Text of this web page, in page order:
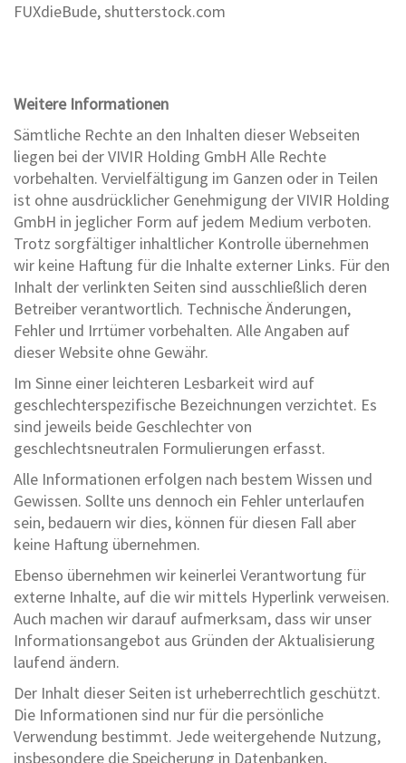
FUXdieBude, shutterstock.com
Weitere Informationen
Sämtliche Rechte an den Inhalten dieser Webseiten
liegen bei der VIVIR Holding GmbH Alle Rechte
vorbehalten. Vervielfältigung im Ganzen oder in Teilen
ist ohne ausdrücklicher Genehmigung der VIVIR Holding
GmbH in jeglicher Form auf jedem Medium verboten.
Trotz sorgfältiger inhaltlicher Kontrolle übernehmen
wir keine Haftung für die Inhalte externer Links. Für den
Inhalt der verlinkten Seiten sind ausschließlich deren
Betreiber verantwortlich. Technische Änderungen,
Fehler und Irrtümer vorbehalten. Alle Angaben auf
dieser Website ohne Gewähr.
Im Sinne einer leichteren Lesbarkeit wird auf
geschlechterspezifische Bezeichnungen verzichtet. Es
sind jeweils beide Geschlechter von
geschlechtsneutralen Formulierungen erfasst.
Alle Informationen erfolgen nach bestem Wissen und
Gewissen. Sollte uns dennoch ein Fehler unterlaufen
sein, bedauern wir dies, können für diesen Fall aber
keine Haftung übernehmen.
Ebenso übernehmen wir keinerlei Verantwortung für
externe Inhalte, auf die wir mittels Hyperlink verweisen.
Auch machen wir darauf aufmerksam, dass wir unser
Informationsangebot aus Gründen der Aktualisierung
laufend ändern.
Der Inhalt dieser Seiten ist urheberrechtlich geschützt.
Die Informationen sind nur für die persönliche
Verwendung bestimmt. Jede weitergehende Nutzung,
insbesondere die Speicherung in Datenbanken,